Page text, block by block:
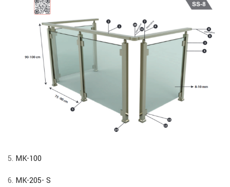
5. MK-100
6. MK-205- S